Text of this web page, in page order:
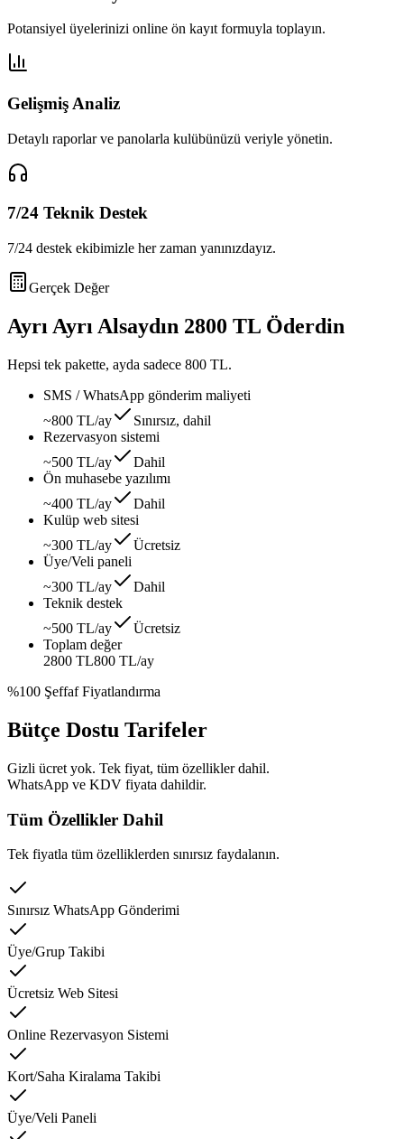
Potansiyel üyelerinizi online ön kayıt formuyla toplayın.
Gelişmiş Analiz
Detaylı raporlar ve panolarla kulübünüzü veriyle yönetin.
7/24 Teknik Destek
7/24 destek ekibimizle her zaman yanınızdayız.
Gerçek Değer
Ayrı Ayrı Alsaydın 2800 TL Öderdin
Hepsi tek pakette, ayda sadece 800 TL.
SMS / WhatsApp gönderim maliyeti
~800 TL/ay
Sınırsız, dahil
Rezervasyon sistemi
~500 TL/ay
Dahil
Ön muhasebe yazılımı
~400 TL/ay
Dahil
Kulüp web sitesi
~300 TL/ay
Ücretsiz
Üye/Veli paneli
~300 TL/ay
Dahil
Teknik destek
~500 TL/ay
Ücretsiz
Toplam değer
2800 TL800 TL/ay
%100 Şeffaf Fiyatlandırma
Bütçe Dostu Tarifeler
Gizli ücret yok. Tek fiyat, tüm özellikler dahil.
WhatsApp ve KDV fiyata dahildir.
Tüm Özellikler Dahil
Tek fiyatla tüm özelliklerden sınırsız faydalanın.
Sınırsız WhatsApp Gönderimi
Üye/Grup Takibi
Ücretsiz Web Sitesi
Online Rezervasyon Sistemi
Kort/Saha Kiralama Takibi
Üye/Veli Paneli